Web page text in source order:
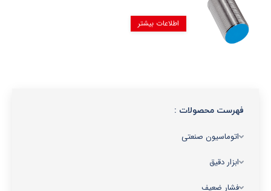
اطلاعات بیشتر
فهرست محصولات :
اتوماسیون صنعتی
ابزار دقیق
فشار ضعیف